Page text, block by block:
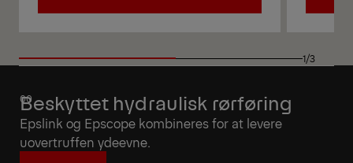
1/3
Beskyttet hydraulisk rørføring
Epslink og Epscope kombineres for at levere
uovertruffen ydeevne.